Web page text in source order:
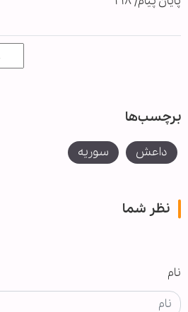
برچسب‌ها
داعش سوریه
نظر شما
نام